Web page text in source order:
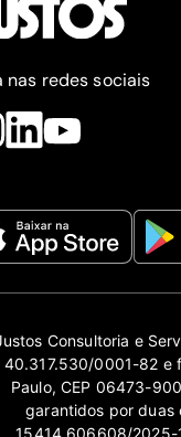
nas redes sociais
Consultoria e
40.317.530/0001-82 e
Paulo, CEP 06473-
garantidos por duas
15414.606608/2025-